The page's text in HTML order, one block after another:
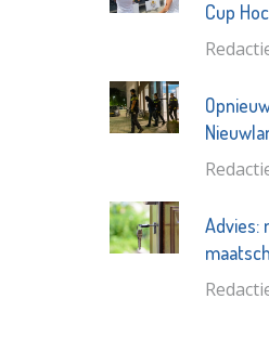
Cup
Advies: